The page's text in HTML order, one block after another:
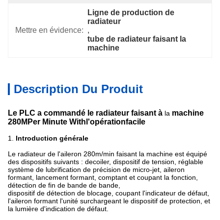
Mettre en évidence:
Ligne de production de
radiateur
,
tube de radiateur faisant la
machine
Description Du Produit
Le PLC a commandé le radiateur faisant à la machine
280MPer Minute Withl'opérationfacile
1. Introduction générale
Le radiateur de l'aileron 280m/min faisant la machine est équipé
des dispositifs suivants : decoiler, dispositif de tension, réglable
système de lubrification de précision de micro-jet, aileron
formant, lancement formant, comptant et coupant la fonction,
détection de fin de bande de bande,
dispositif de détection de blocage, coupant l'indicateur de défaut,
l'aileron formant l'unité surchargeant le dispositif de protection, et
la lumière d'indication de défaut.